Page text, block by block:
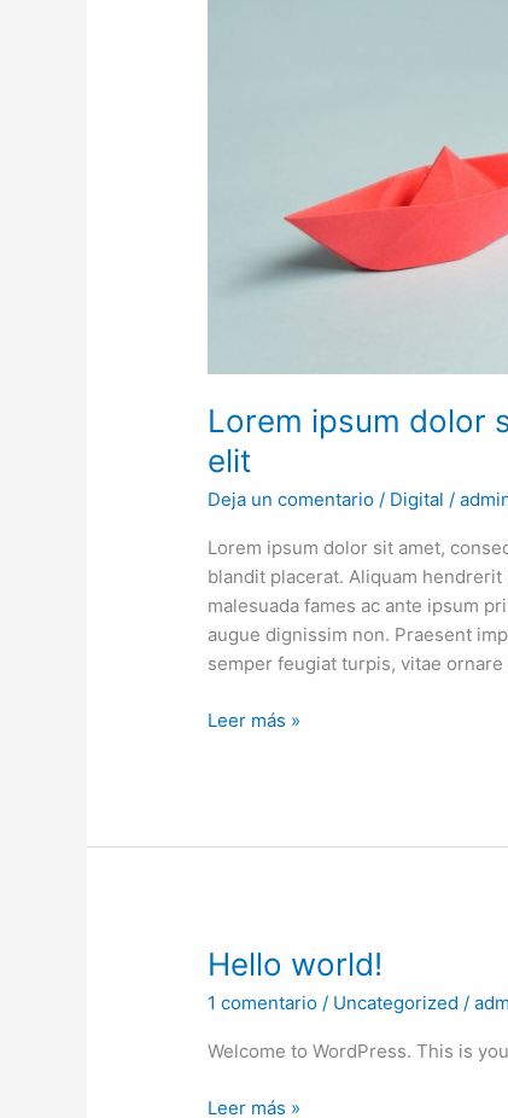
Lorem ipsum dolor
elit
Deja un comentario / Digital /
Lorem ipsum dolor sit amet,
blandit placerat. Aliquam
malesuada fames ac ante ipsum
augue dignissim non. Praesent
semper feugiat turpis, vitae ornare
Leer más »
Hello world!
1 comentario / Uncategorized /
Welcome to WordPress. This is
Hello
Leer más »